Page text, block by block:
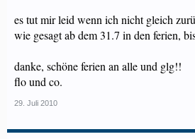
es tut mir leid wenn ich nicht gleich
wie gesagt ab dem 31.7 in den ferien,
danke, schöne ferien an alle und glg!!
flo und co.
29. Juli 2010